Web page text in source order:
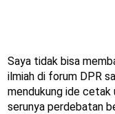
Saya tidak bisa
ilmiah di forum DPR
mendukung ide cetak
serunya perdebatan